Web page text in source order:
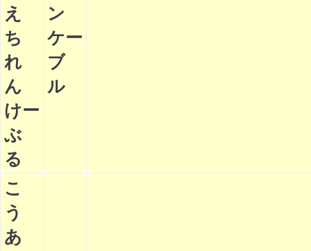
え
ち
れ
ん
けー
ぶ
る
ン
ケー
ブ
ル
こ
う
あ